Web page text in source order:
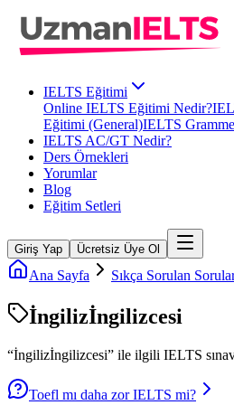
IELTS Eğitimi
Online IELTS Eğitimi Nedir?
Eğitimi (General)IELTS
IELTS AC/GT Nedir?
Ders Örnekleri
Yorumlar
Blog
Eğitim Setleri
Giriş Yap Ücretsiz Üye Ol
Ana Sayfa Sıkça Sorulan
İngilizİngilizcesi
“İngilizİngilizcesi” ile ilgili IELTS
Toefl mı daha zor IELTS mi?